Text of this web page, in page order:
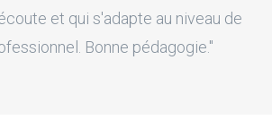
et qui s'adapte au niveau de
Bonne pédagogie."